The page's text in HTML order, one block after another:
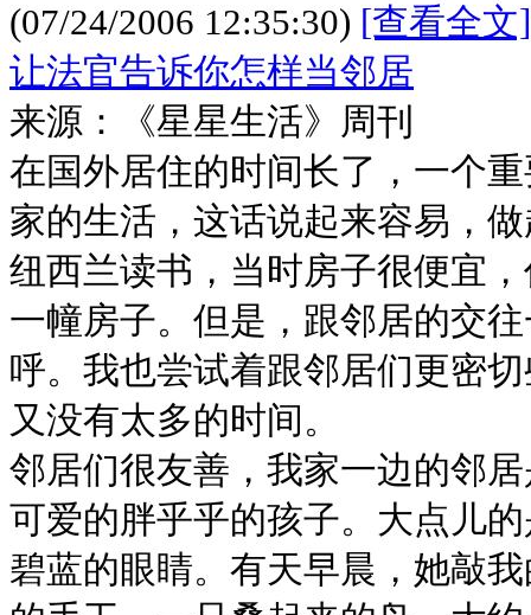
(07/24/2006 12:35:30) [查看全文]
让法官告诉你怎样当邻居
来源：《星星生活》周刊
在国外居住的时间长了，一个
家的生活，这话说起来容易，
纽西兰读书，当时房子很便宜
一幢房子。但是，跟邻居的交
呼。我也尝试着跟邻居们更密
又没有太多的时间。
邻居们很友善，我家一边的邻
可爱的胖乎乎的孩子。大点儿
碧蓝的眼睛。有天早晨，她敲